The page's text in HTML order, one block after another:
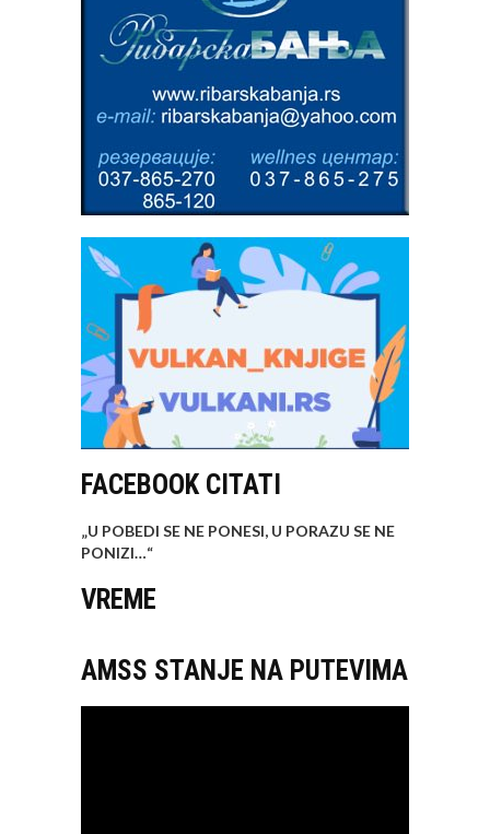
FACEBOOK CITATI
„U POBEDI SE NE PONESI, U PORAZU SE NE
PONIZI…“
VREME
AMSS STANJE NA PUTEVIMA